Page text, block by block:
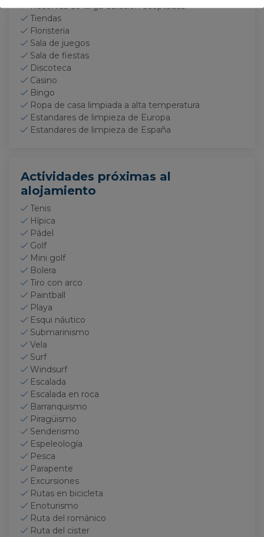
Reservas de larga duración aceptadas
Tiendas
Floristeria
Sala de juegos
Sala de fiestas
Discoteca
Casino
Bingo
Ropa de casa limpiada a alta temperatura
Estandares de limpieza de Europa
Estandares de limpieza de España
Actividades próximas al
alojamiento
Tenis
Hípica
Pádel
Golf
Mini golf
Bolera
Tiro con arco
Paintball
Playa
Esqui náutico
Submarinismo
Vela
Surf
Windsurf
Escalada
Escalada en roca
Barranquismo
Piragüismo
Senderismo
Espeleología
Pesca
Parapente
Excursiones
Rutas en bicicleta
Enoturismo
Ruta del románico
Ruta del cister
Analíticas
Almacenamos cookies con Google Analytics
para elaborar estadísticas sobre el tráfico y
volumen de visitas del sitio web.